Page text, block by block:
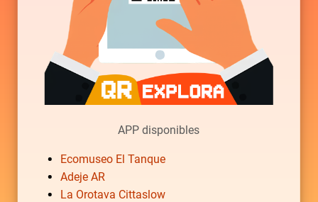
APP disponibles
Ecomuseo El Tanque
Adeje AR
La Orotava Cittaslow